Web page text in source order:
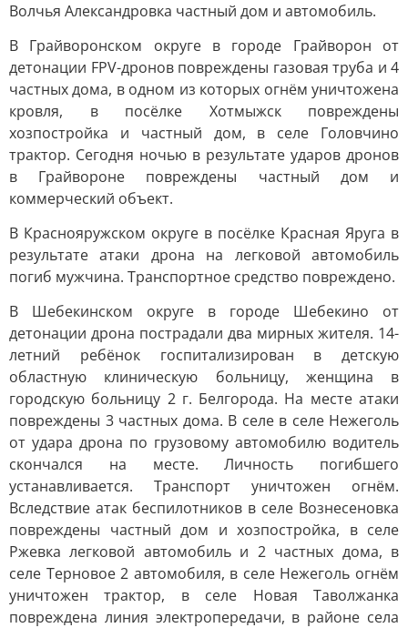
Волчья Александровка частный дом и автомобиль.
В Грайворонском округе в городе Грайворон от
детонации FPV-дронов повреждены газовая труба и 4
частных дома, в одном из которых огнём уничтожена
кровля, в посёлке Хотмыжск повреждены
хозпостройка и частный дом, в селе Головчино
трактор. Сегодня ночью в результате ударов дронов
в Грайвороне повреждены частный дом и
коммерческий объект.
В Краснояружском округе в посёлке Красная Яруга в
результате атаки дрона на легковой автомобиль
погиб мужчина. Транспортное средство повреждено.
В Шебекинском округе в городе Шебекино от
детонации дрона пострадали два мирных жителя. 14-
летний ребёнок госпитализирован в детскую
областную клиническую больницу, женщина в
городскую больницу 2 г. Белгорода. На месте атаки
повреждены 3 частных дома. В селе в селе Нежеголь
от удара дрона по грузовому автомобилю водитель
скончался на месте. Личность погибшего
устанавливается. Транспорт уничтожен огнём.
Вследствие атак беспилотников в селе Вознесеновка
повреждены частный дом и хозпостройка, в селе
Ржевка легковой автомобиль и 2 частных дома, в
селе Терновое 2 автомобиля, в селе Нежеголь огнём
уничтожен трактор, в селе Новая Таволжанка
повреждена линия электропередачи, в районе села